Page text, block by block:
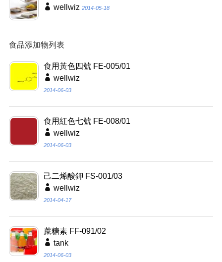
wellwiz 2014-05-18
食品添加物列表
食用黃色四號 FE-005/01
wellwiz
2014-06-03
食用紅色七號 FE-008/01
wellwiz
2014-06-03
己二烯酸鉀 FS-001/03
wellwiz
2014-04-17
蔗糖素 FF-091/02
tank
2014-06-03